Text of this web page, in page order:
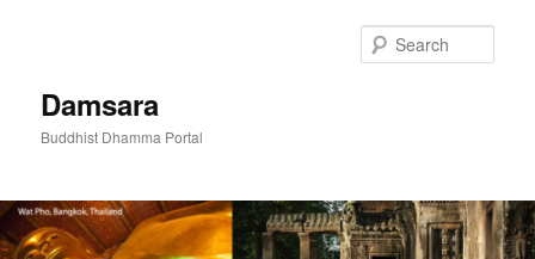
Damsara
Buddhist Dhamma Portal